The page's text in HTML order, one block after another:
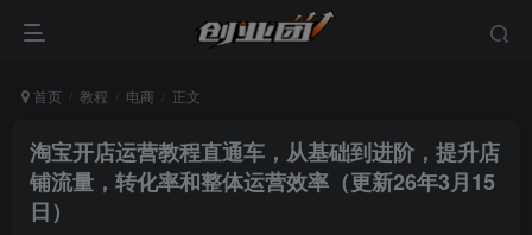
首页 教程 电商 正文
淘宝开店运营教程直通车，从基础到进阶，提升店
铺流量，转化率和整体运营效率（更新26年3月15
日）